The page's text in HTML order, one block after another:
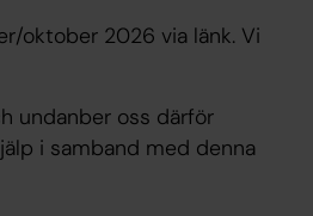
oktober 2026 via länk. Vi
undanber oss därför
i samband med denna